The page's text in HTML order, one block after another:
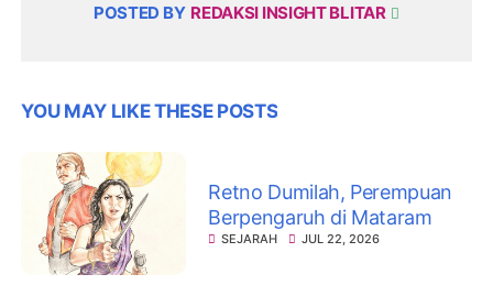
POSTED BY REDAKSI INSIGHT BLITAR
YOU MAY LIKE THESE POSTS
Retno Dumilah, Perempuan
Berpengaruh di Mataram
SEJARAH JUL 22, 2026